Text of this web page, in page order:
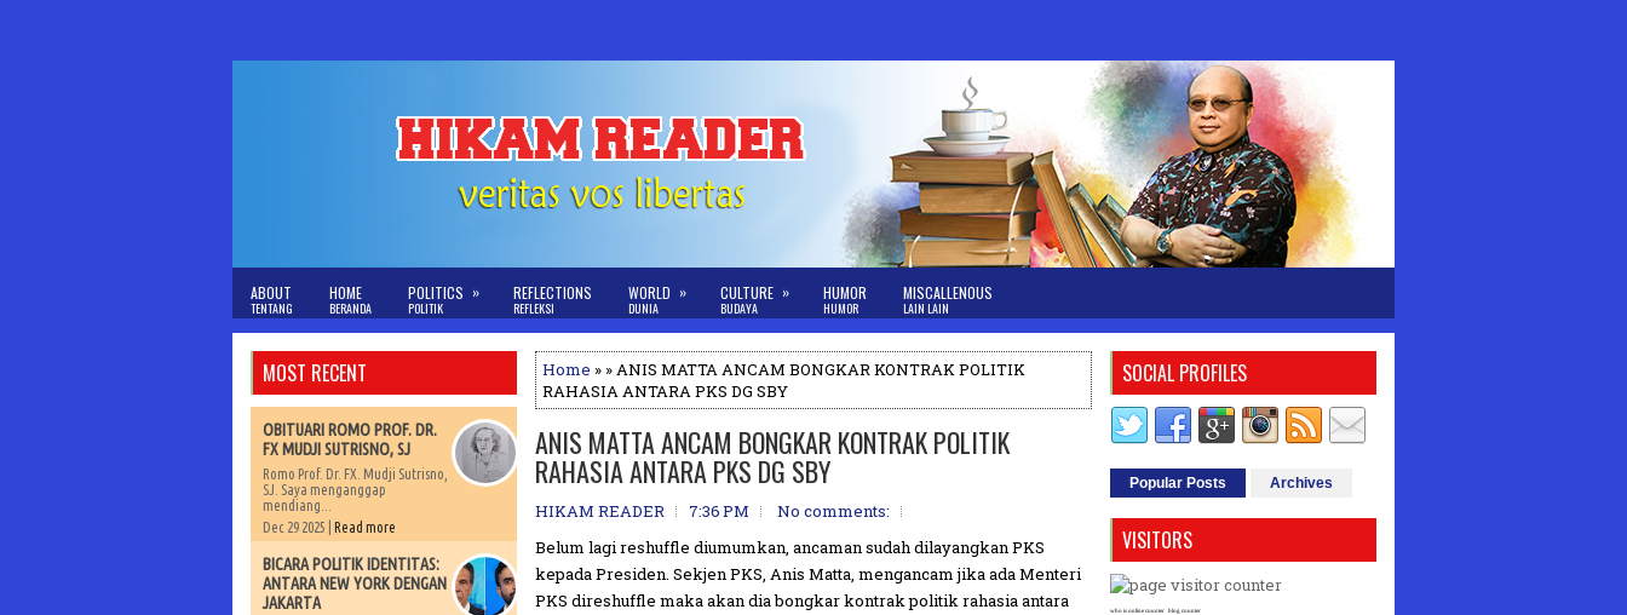
ABOUT
TENTANG
HOME
BERANDA
POLITICS
POLITIK
» REFLECTIONS
REFLEKSI
WORLD
DUNIA
» CULTURE
BUDAYA
» HUMOR
HUMOR
MISCALLENOUS
LAIN LAIN
Home » » ANIS MATTA ANCAM BONGKAR KONTRAK POLITIK
RAHASIA ANTARA PKS DG SBY
ANIS MATTA ANCAM BONGKAR KONTRAK POLITIK
RAHASIA ANTARA PKS DG SBY
HIKAM READER 7:36 PM
No comments:
Belum lagi reshuffle diumumkan, ancaman sudah dilayangkan PKS
kepada Presiden. Sekjen PKS, Anis Matta, mengancam jika ada Menteri
PKS direshuffle maka akan dia bongkar kontrak politik rahasia antara
MOST RECENT
OBITUARI ROMO PROF. DR.
FX MUDJI SUTRISNO, SJ
Romo Prof. Dr. FX. Mudji Sutrisno,
SJ. Saya menganggap
mendiang...
Dec 29 2025 | Read more
BICARA POLITIK IDENTITAS:
ANTARA NEW YORK DENGAN
JAKARTA
SOCIAL PROFILES
Popular Posts Archives
VISITORS
who is online counter blog counter